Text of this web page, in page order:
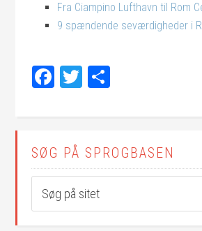
Fra Ciampino Lufthavn til Rom
9 spændende seværdigheder i
Facebook
Twitter
SØG PÅ SPROGBASEN